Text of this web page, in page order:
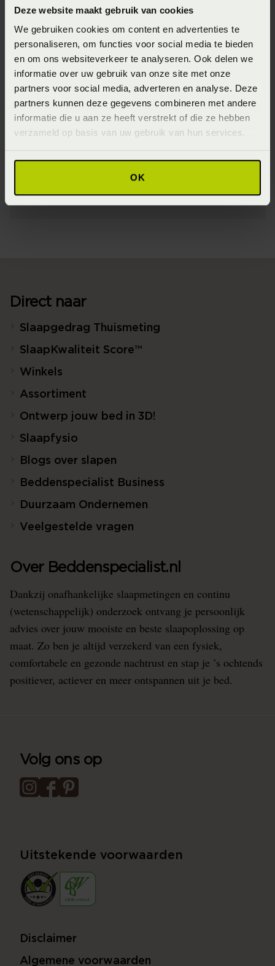
Deze website maakt gebruik van cookies
We gebruiken cookies om content en advertenties te
personaliseren, om functies voor social media te bieden
en om ons websiteverkeer te analyseren. Ook delen we
informatie over uw gebruik van onze site met onze
partners voor social media, adverteren en analyse. Deze
partners kunnen deze gegevens combineren met andere
informatie die u aan ze heeft verstrekt of die ze hebben
verzameld op basis van uw gebruik van hun services.
OK
Specificaties
Artikelnummer
8718471413046
Wasinstructie
Wasvoorschrift: wassen op 40°C of 60°C
Materiaal
Never Out of Stock (Vaste collectie)
Direct naar
Slaapgedrag Thuismeting
SlaapKwaliteit Score™
Winkels
Assortiment
Ontwerp jouw bed in 3D!
Slaapfysio
Blogs over slapen
Beddenspecialist Business
Duurzaam Ondernemen
Veelgestelde vragen
Over Beddenspecialist.nl
Dankzij onafhankelijke slaapmetingen en continu
(wetenschappelijk) onderzoek ontvang je persoonlijk
advies over jouw mooiste en beste slaapoplossing op
maat. Zo ben je altijd verzekerd van een fysiek,
comfortabele en gezonde nachtrust en stap je ’s ochtends
positiever, actiever en meer ontspannen uit je bed.
Volg ons op
Uitstekende voorwaarden
Disclaimer
Algemene voorwaarden